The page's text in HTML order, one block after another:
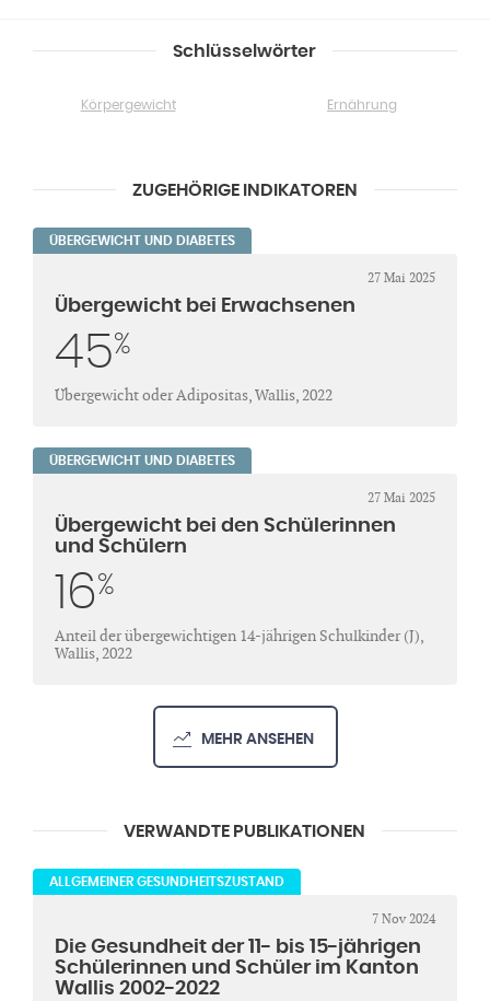
Schlüsselwörter
Körpergewicht Ernährung
ZUGEHÖRIGE INDIKATOREN
ÜBERGEWICHT UND DIABETES
27 Mai 2025
Übergewicht bei Erwachsenen
45%
Übergewicht oder Adipositas, Wallis, 2022
ÜBERGEWICHT UND DIABETES
27 Mai 2025
Übergewicht bei den Schülerinnen
und Schülern
16%
Anteil der übergewichtigen 14-jährigen Schulkinder (J),
Wallis, 2022
MEHR ANSEHEN
VERWANDTE PUBLIKATIONEN
ALLGEMEINER GESUNDHEITSZUSTAND
7 Nov 2024
Die Gesundheit der 11- bis 15-jährigen
Schülerinnen und Schüler im Kanton
Wallis 2002-2022